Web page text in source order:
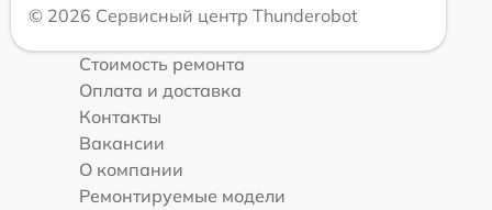
© 2026 Сервисный центр Thunderobot
Стоимость ремонта
Оплата и доставка
Контакты
Вакансии
О компании
Ремонтируемые модели